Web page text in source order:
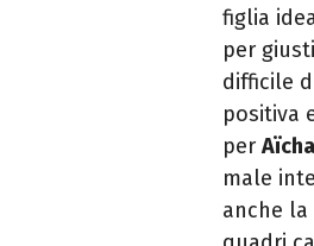
figlia
per
difficile
positiva
per Aïcha
male
anche